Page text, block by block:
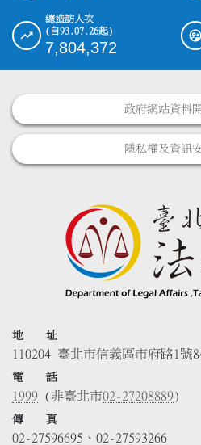
總造訪人次
(自93.07.26起)
7,804,372
政府網站資料
隱私權及資訊
地 址
110204 臺北市信義區市府路1號
電 話
1999 (非臺北市02-27208889)
傳 真
02-27596695、02-27593266